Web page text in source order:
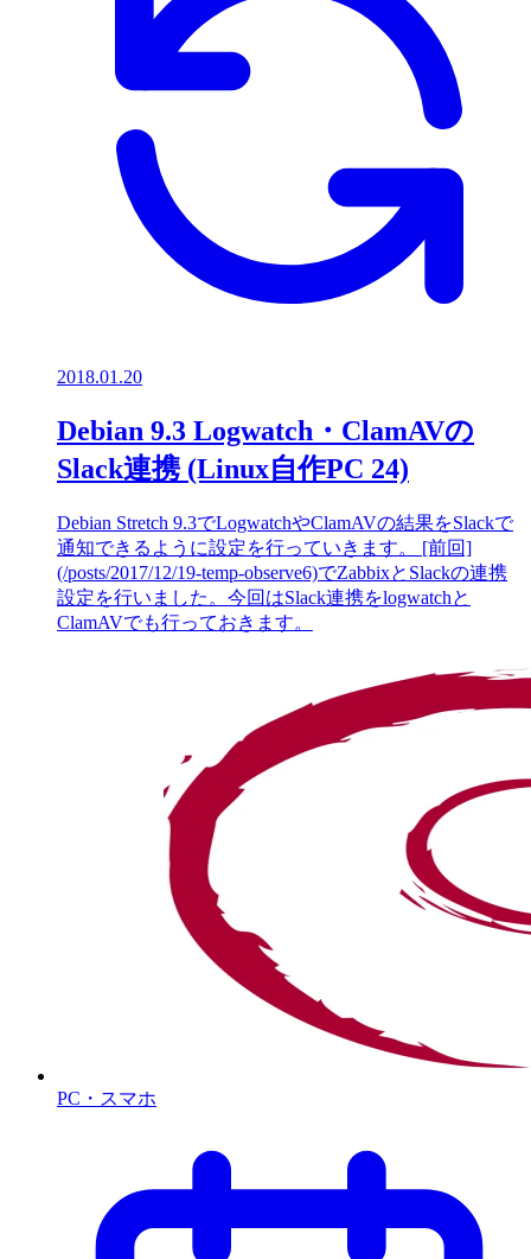
2018.01.20
Debian 9.3 Logwatch・ClamAVの
Slack連携 (Linux自作PC 24)
Debian Stretch 9.3でLogwatchやClamAVの結果をSlackで
通知できるように設定を行っていきます。 [前回]
(/posts/2017/12/19-temp-observe6)でZabbixとSlackの連携
設定を行いました。今回はSlack連携をlogwatchと
ClamAVでも行っておきます。
PC・スマホ